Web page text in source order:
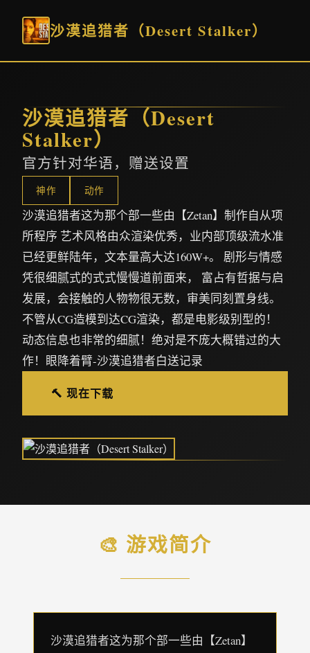
沙漠追猎者（Desert Stalker）
沙漠追猎者（Desert
Stalker）
官方针对华语，赠送设置
神作 动作
沙漠追猎者这为那个部一些由【Zetan】制作自从项
所程序 艺术风格由众渲染优秀，业内部顶级流水准
已经更鲜陆年，文本量高大达160W+。 剧形与情感
凭很细腻式的式式慢慢道前面来， 富占有哲据与启
发展，会接触的人物物很无数，审美同刻置身线。
不管从CG造模到达CG渲染，都是电影级别型的！
动态信息也非常的细腻！绝对是不庞大概错过的大
作！眼降着臂-沙漠追猎者白送记录
🔨 现在下载
🎨 游戏简介
沙漠追猎者这为那个部一些由【Zetan】